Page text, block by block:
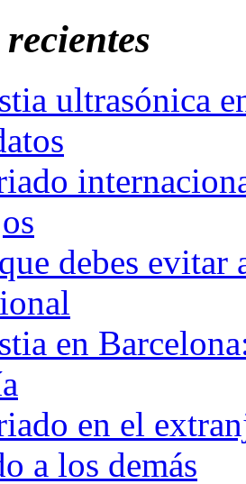
ultrasónica
debes
en
en el
a los demás